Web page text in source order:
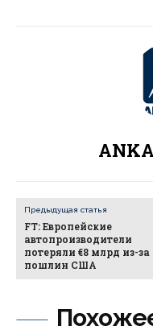
Предыдущая статья
FT: Европейские
автопроизводители
потеряли €8 млрд из-за
пошлин США